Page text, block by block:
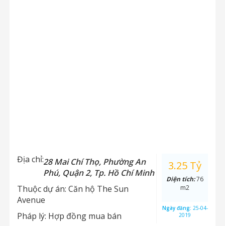
Địa chỉ:28 Mai Chí Thọ, Phường An
Phú, Quận 2, Tp. Hồ Chí Minh
Thuộc dự án: Căn hộ The Sun
Avenue
Pháp lý: Hợp đồng mua bán
3.25 Tỷ
Diện tích:76
m2
Ngày đăng: 25-04-
2019